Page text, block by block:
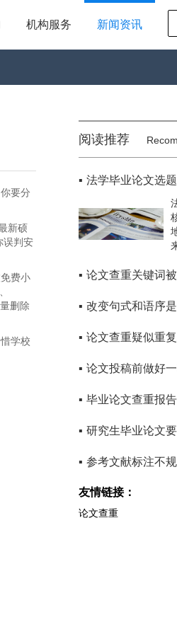
机构服务 新闻资讯
要分
新硕
误判安
费小
删除
学校
阅读推荐
▪ 法学毕业论文选
▪ 论文查重关键词
▪ 改变句式和语序
▪ 论文查重疑似重
▪ 论文投稿前做好
▪ 毕业论文查重报
▪ 研究生毕业论文
▪ 参考文献标注不
友情链接：
论文查重